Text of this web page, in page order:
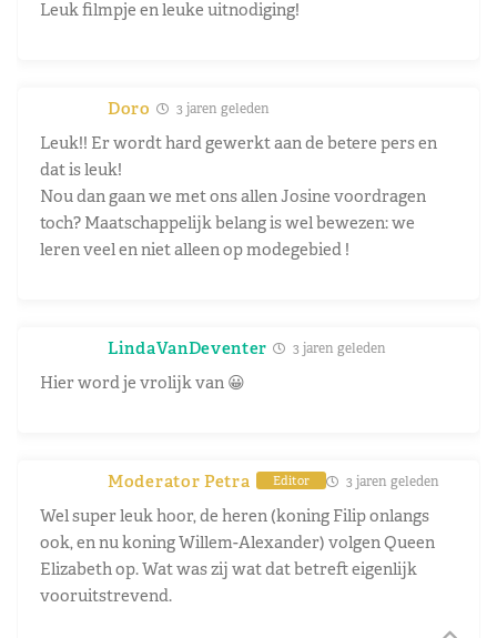
Leuk filmpje en leuke uitnodiging!
Doro 3 jaren geleden
Leuk!! Er wordt hard gewerkt aan de betere pers en
dat is leuk!
Nou dan gaan we met ons allen Josine voordragen
toch? Maatschappelijk belang is wel bewezen: we
leren veel en niet alleen op modegebied !
LindaVanDeventer 3 jaren geleden
Hier word je vrolijk van 😀
Moderator Petra Editor 3 jaren geleden
Wel super leuk hoor, de heren (koning Filip onlangs
ook, en nu koning Willem-Alexander) volgen Queen
Elizabeth op. Wat was zij wat dat betreft eigenlijk
vooruitstrevend.